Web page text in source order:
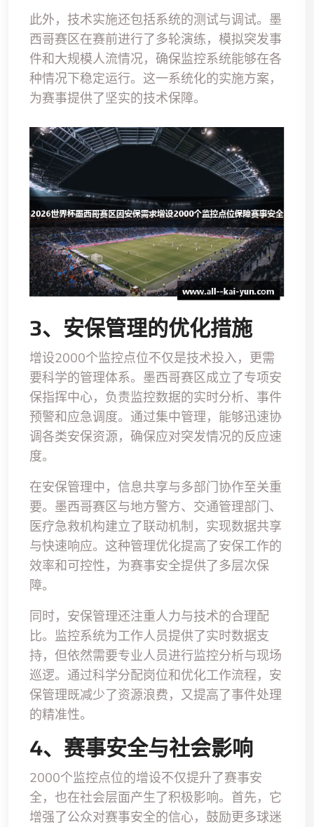
此外，技术实施还包括系统的测试与调试。墨
西哥赛区在赛前进行了多轮演练，模拟突发事
件和大规模人流情况，确保监控系统能够在各
种情况下稳定运行。这一系统化的实施方案，
为赛事提供了坚实的技术保障。
3、安保管理的优化措施
增设2000个监控点位不仅是技术投入，更需
要科学的管理体系。墨西哥赛区成立了专项安
保指挥中心，负责监控数据的实时分析、事件
预警和应急调度。通过集中管理，能够迅速协
调各类安保资源，确保应对突发情况的反应速
度。
在安保管理中，信息共享与多部门协作至关重
要。墨西哥赛区与地方警方、交通管理部门、
医疗急救机构建立了联动机制，实现数据共享
与快速响应。这种管理优化提高了安保工作的
效率和可控性，为赛事安全提供了多层次保
障。
同时，安保管理还注重人力与技术的合理配
比。监控系统为工作人员提供了实时数据支
持，但依然需要专业人员进行监控分析与现场
巡逻。通过科学分配岗位和优化工作流程，安
保管理既减少了资源浪费，又提高了事件处理
的精准性。
4、赛事安全与社会影响
2000个监控点位的增设不仅提升了赛事安
全，也在社会层面产生了积极影响。首先，它
增强了公众对赛事安全的信心，鼓励更多球迷